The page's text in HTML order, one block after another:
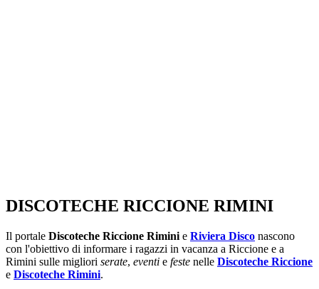
DISCOTECHE RICCIONE RIMINI
Il portale Discoteche Riccione Rimini e Riviera Disco nascono
con l'obiettivo di informare i ragazzi in vacanza a Riccione e a
Rimini sulle migliori serate, eventi e feste nelle Discoteche Riccione
e Discoteche Rimini.